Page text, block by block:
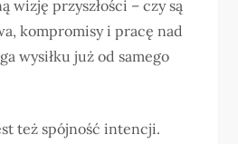
wizję przyszłości – czy są
kompromisy i pracę nad
wysiłku już od samego
też spójność intencji.